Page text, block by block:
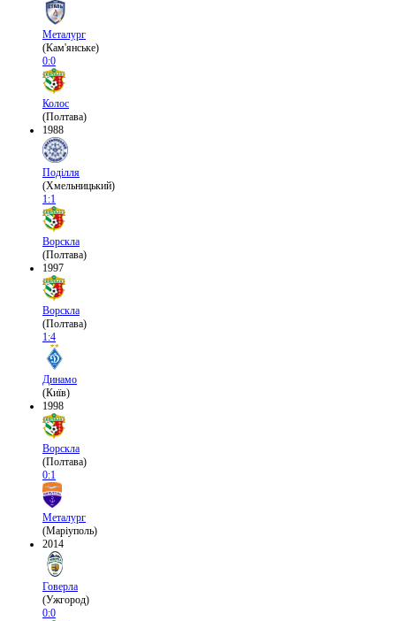
Металург
(Кам'янське)
0:0
Колос
(Полтава)
1988
Поділля
(Хмельницький)
1:1
Ворскла
(Полтава)
1997
Ворскла
(Полтава)
1:4
Динамо
(Київ)
1998
Ворскла
(Полтава)
0:1
Металург
(Маріуполь)
2014
Говерла
(Ужгород)
0:0